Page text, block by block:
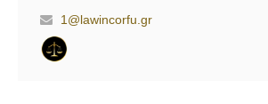
Μισθώσεις, Επενδύσεις, Εμπράγματο Δίκαιο,
Συνεργασία με εξειδικευμένα δικηγορικά
τομείς στην Ελλάδα και στο εξωτερικό.
1@lawincorfu.gr